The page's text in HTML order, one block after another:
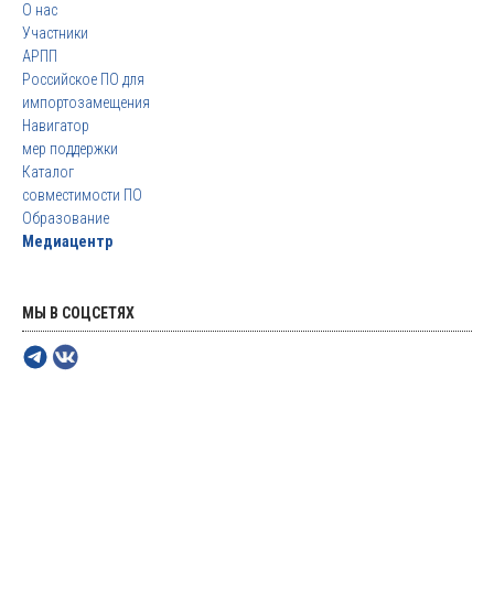
О нас
Участники
АРПП
Российское ПО для
импортозамещения
Навигатор
мер поддержки
Каталог
совместимости ПО
Образование
Медиацентр
МЫ В СОЦСЕТЯХ